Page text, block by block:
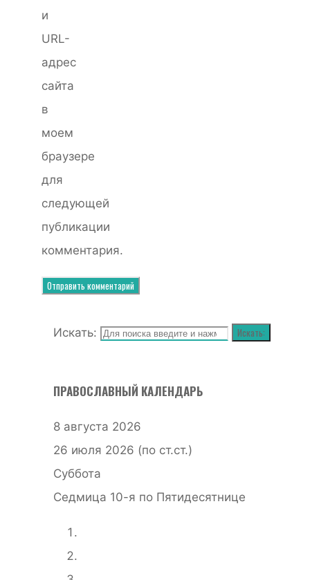
и
URL-
адрес
сайта
в
моем
браузере
для
следующей
публикации
комментария.
Искать: Искать:
ПРАВОСЛАВНЫЙ КАЛЕНДАРЬ
8 августа 2026
26 июля 2026 (по ст.ст.)
Суббота
Седмица 10-я по Пятидесятнице